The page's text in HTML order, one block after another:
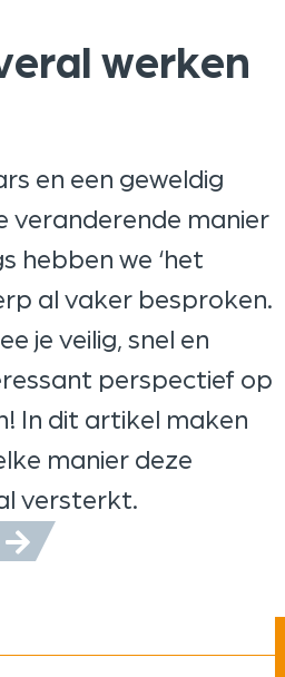
werken
en een geweldig
veranderende manier
hebben we ‘het
al vaker besproken.
je veilig, snel en
perspectief op
In dit artikel maken
manier deze
versterkt.